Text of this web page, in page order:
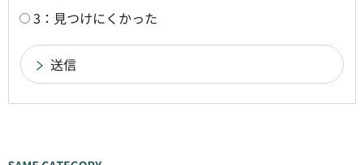
3：見つけにくかった